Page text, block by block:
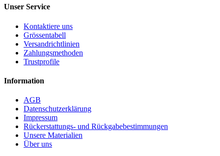
Unser Service
Kontaktiere uns
Grössentabell
Versandrichtlinien
Zahlungsmethoden
Trustprofile
Information
AGB
Datenschutzerklärung
Impressum
Rückerstattungs- und Rückgabebestimmungen
Unsere Materialien
Über uns